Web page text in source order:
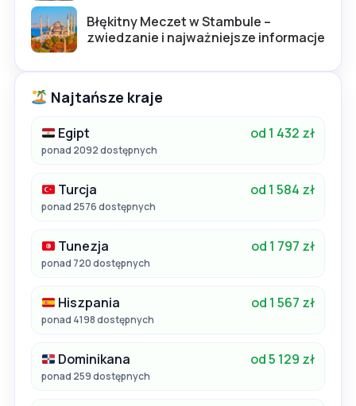
Błękitny Meczet w Stambule –
zwiedzanie i najważniejsze informacje
Najtańsze kraje
Egipt od 1 432 zł
ponad 2092 dostępnych
Turcja od 1 584 zł
ponad 2576 dostępnych
Tunezja od 1 797 zł
ponad 720 dostępnych
Hiszpania od 1 567 zł
ponad 4198 dostępnych
Dominikana od 5 129 zł
ponad 259 dostępnych